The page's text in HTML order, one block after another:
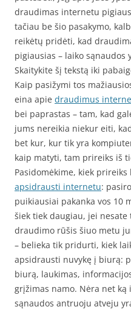
draudimas internetu
tačiau be šio pasakymo,
reikėtų pridėti, kad
pigiausias – laiko sąnaudos
Skaitykite šį tekstą iki
Kaip pasižymi tos
eina apie draudimus
bei paprastas – tam, kad
jums nereikia niekur eiti,
bet kur, kur tik yra
kaip matyti, tam prireiks iš
Pasidomėkime, kiek
apsidrausti internetu:
puikiausiai pakanka vos 10
šiek tiek daugiau, jei
draudimo rūšis šiuo metu
– belieka tik pridurti, kiek
apsidrausti nuvykę į biurą:
biurą, laukimas,
grįžimas namo. Nėra net
sąnaudos antruoju atveju